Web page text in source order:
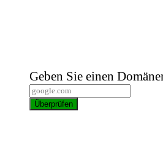
Geben Sie einen
Überprüfen